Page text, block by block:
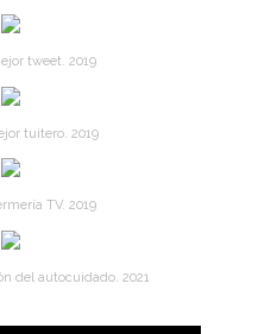
tweet. 2019
tuitero. 2019
TV. 2019
del autocuidado. 2021